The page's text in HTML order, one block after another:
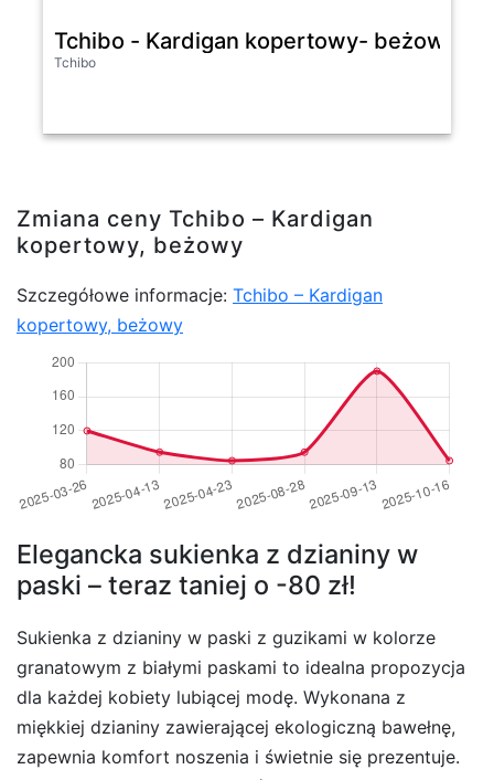
Tchibo - Kardigan kopertowy- beżowy
Tchibo
Zmiana ceny Tchibo – Kardigan
kopertowy, beżowy
Szczegółowe informacje: Tchibo – Kardigan
kopertowy, beżowy
Elegancka sukienka z dzianiny w
paski – teraz taniej o -80 zł!
Sukienka z dzianiny w paski z guzikami w kolorze
granatowym z białymi paskami to idealna propozycja
dla każdej kobiety lubiącej modę. Wykonana z
miękkiej dzianiny zawierającej ekologiczną bawełnę,
zapewnia komfort noszenia i świetnie się prezentuje.